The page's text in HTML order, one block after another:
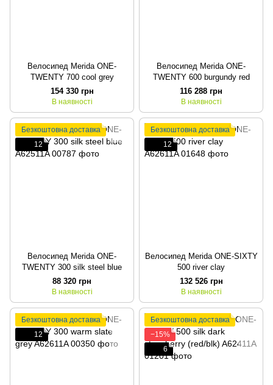
Велосипед Merida ONE-
TWENTY 700 cool grey
154 330 грн
В наявності
Велосипед Merida ONE-
TWENTY 600 burgundy red
116 288 грн
В наявності
Безкоштовна доставка
12
Велосипед Merida ONE-
TWENTY 300 silk steel blue
88 320 грн
В наявності
Безкоштовна доставка
12
Велосипед Merida ONE-SIXTY
500 river clay
132 526 грн
В наявності
Безкоштовна доставка
12
Безкоштовна доставка
−15%
6